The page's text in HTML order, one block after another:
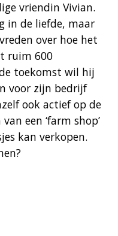
vriendin Vivian.
in de liefde, maar
over hoe het
ruim 600
toekomst wil hij
voor zijn bedrijf
ook actief op de
een ‘farm shop’
kan verkopen.